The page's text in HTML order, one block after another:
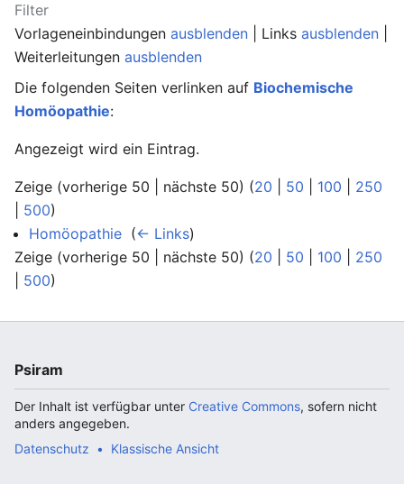
Filter
Vorlageneinbindungen ausblenden | Links ausblenden
Weiterleitungen ausblenden
Die folgenden Seiten verlinken auf Biochemische
Homöopathie:
Angezeigt wird ein Eintrag.
Zeige (vorherige 50 | nächste 50) (20 50 100
250
500)
Homöopathie (← Links)
Zeige (vorherige 50 | nächste 50) (20 50 100
250
500)
Psiram
Der Inhalt ist verfügbar unter Creative Commons, sofern nicht
anders angegeben.
Datenschutz
Klassische Ansicht